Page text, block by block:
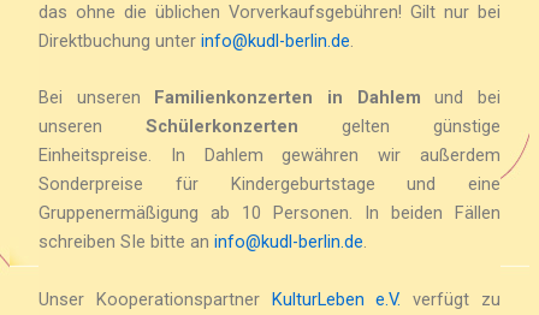
das ohne die üblichen Vorverkaufsgebühren! Gilt nur bei
Direktbuchung unterinfo@kudl-berlin.de.
Bei unseren Familienkonzerten in Dahlem und bei
unserenSchülerkonzerten gelten günstige
Einheitspreise. In Dahlem gewähren wir außerdem
Sonderpreise für Kindergeburtstage und eine
Gruppenermäßigung ab 10 Personen. In beiden Fällen
schreiben SIe bitte aninfo@kudl-berlin.de.
Unser Kooperationspartner KulturLeben e.V. verfügt zu